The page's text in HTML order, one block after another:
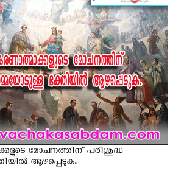
മോചനത്തിന് പരിശുദ്ധ
ആഴപ്പെടുക.